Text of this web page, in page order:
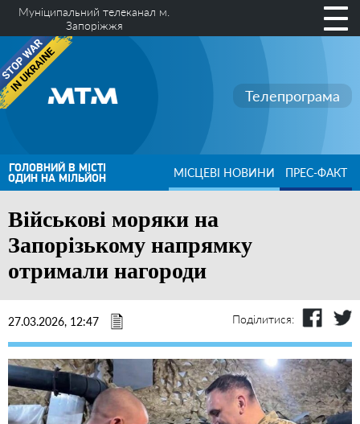
Муніципальний телеканал м.
Запоріжжя
Телепрограма
ГОЛОВНИЙ В МІСТІ
ОДИН НА МІЛЬЙОН МІСЦЕВІ НОВИНИ ПРЕС-ФАКТ
Військові моряки на
Запорізькому напрямку
отримали нагороди
27.03.2026, 12:47 Поділитися: